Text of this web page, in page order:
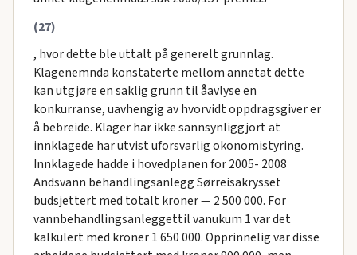
(27)
, hvor dette ble uttalt på generelt grunnlag.
Klagenemnda konstaterte mellom annetat dette
kan utgjøre en saklig grunn til åavlyse en
konkurranse, uavhengig av hvorvidt oppdragsgiver er
å bebreide. Klager har ikke sannsynliggjort at
innklagede har utvist uforsvarlig okonomistyring.
Innklagede hadde i hovedplanen for 2005- 2008
Andsvann behandlingsanlegg Sørreisakrysset
budsjettert med totalt kroner — 2 500 000. For
vannbehandlingsanleggettil vanukum 1 var det
kalkulert med kroner 1 650 000. Opprinnelig var disse